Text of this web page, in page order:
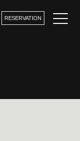
RESERVATION